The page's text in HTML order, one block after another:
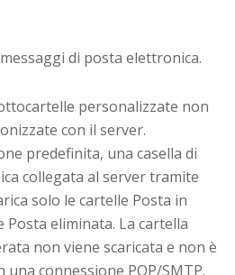
di posta elettronica.
personalizzate non
con il server.
predefinita, una casella di
collegata al server tramite
solo le cartelle Posta in
Posta eliminata. La cartella
non viene scaricata e non è
una connessione POP/SMTP.